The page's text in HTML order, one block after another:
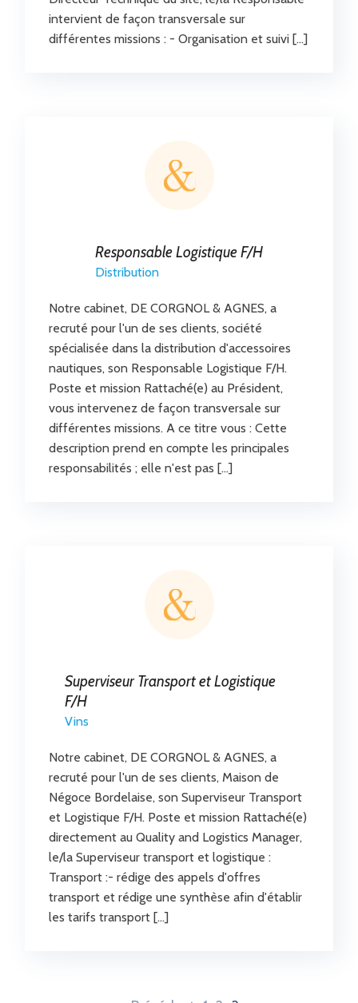
intervient de façon transversale sur
différentes missions : - Organisation et suivi […]
Responsable Logistique F/H
Distribution
Notre cabinet, DE CORGNOL & AGNES, a
recruté pour l'un de ses clients, société
spécialisée dans la distribution d'accessoires
nautiques, son Responsable Logistique F/H.
Poste et mission Rattaché(e) au Président,
vous intervenez de façon transversale sur
différentes missions. A ce titre vous : Cette
description prend en compte les principales
responsabilités ; elle n'est pas […]
Superviseur Transport et Logistique
F/H
Vins
Notre cabinet, DE CORGNOL & AGNES, a
recruté pour l'un de ses clients, Maison de
Négoce Bordelaise, son Superviseur Transport
et Logistique F/H. Poste et mission Rattaché(e)
directement au Quality and Logistics Manager,
le/la Superviseur transport et logistique :
Transport :- rédige des appels d'offres
transport et rédige une synthèse afin d'établir
les tarifs transport […]